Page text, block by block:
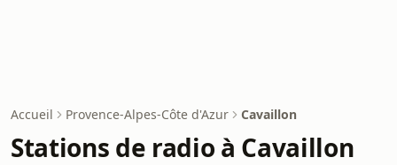
Accueil Provence-Alpes-Côte d'Azur Cavaillon
Stations de radio à Cavaillon